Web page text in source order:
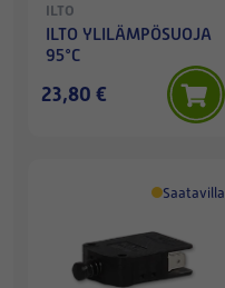
ILTO
ILTO YLILÄMPÖSUOJA
95°C
23,80 €
Saatavilla